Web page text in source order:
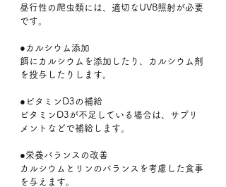
昼行性の爬虫類には、適切なUVB照射が必要
です。﻿
●カルシウム添加
餌にカルシウムを添加したり、カルシウム剤
を投与したりします。
●ビタミンD3の補給
ビタミンD3が不足している場合は、サプリ
メントなどで補給します。
●栄養バランスの改善
カルシウムとリンのバランスを考慮した食事
を与えます。﻿